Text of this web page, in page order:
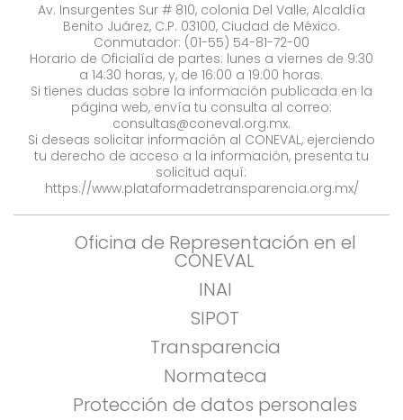
Av. Insurgentes Sur # 810, colonia Del Valle, Alcaldía
Benito Juárez, C.P. 03100, Ciudad de México.
Conmutador: (01-55) 54-81-72-00
Horario de Oficialía de partes: lunes a viernes de 9:30
a 14:30 horas, y, de 16:00 a 19:00 horas.
Si tienes dudas sobre la información publicada en la
página web, envía tu consulta al correo:
consultas@coneval.org.mx.
Si deseas solicitar información al CONEVAL, ejerciendo
tu derecho de acceso a la información, presenta tu
solicitud aquí:
https://www.plataformadetransparencia.org.mx/
Oficina de Representación en el
CONEVAL
INAI
SIPOT
Transparencia
Normateca
Protección de datos personales